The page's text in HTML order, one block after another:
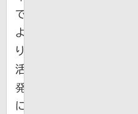
で
よ
り
活
発
に